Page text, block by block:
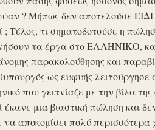
? Μήπως δεν αποτελούσε
; Τέλος, τι σηματοδοτούσε η
τα έργα στο ΕΛΛΗΝΙΚΟ,
παρακολούθησης και
ως ευφυής λειτούργησε
που γειτνίαζε με την βίλα
έκανε μια βιαστική πώληση και
να αποκομίσει πολύ